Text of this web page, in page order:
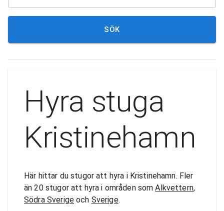
SÖK
Hyra stuga
Kristinehamn
Här hittar du stugor att hyra i Kristinehamn. Fler
än 20 stugor att hyra i områden somAlkvettern,
Södra Sverigeoch Sverige.